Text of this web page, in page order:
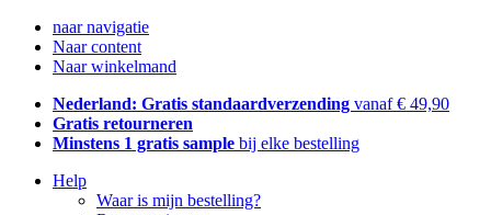
naar navigatie
Naar content
Naar winkelmand
Nederland: Gratis standaardverzending vanaf € 49,90
Gratis retourneren
Minstens 1 gratis sample bij elke bestelling
Help
Waar is mijn bestelling?